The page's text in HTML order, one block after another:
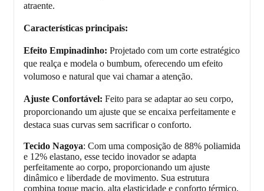
atraente.
Características principais:
Efeito Empinadinho: Projetado com um corte estratégico
que realça e modela o bumbum, oferecendo um efeito
volumoso e natural que vai chamar a atenção.
Ajuste Confortável: Feito para se adaptar ao seu corpo,
proporcionando um ajuste que se encaixa perfeitamente e
destaca suas curvas sem sacrificar o conforto.
Tecido Nagoya: Com uma composição de 88% poliamida
e 12% elastano, esse tecido inovador se adapta
perfeitamente ao corpo, proporcionando um ajuste
dinâmico e liberdade de movimento. Sua estrutura
combina toque macio, alta elasticidade e conforto térmico,